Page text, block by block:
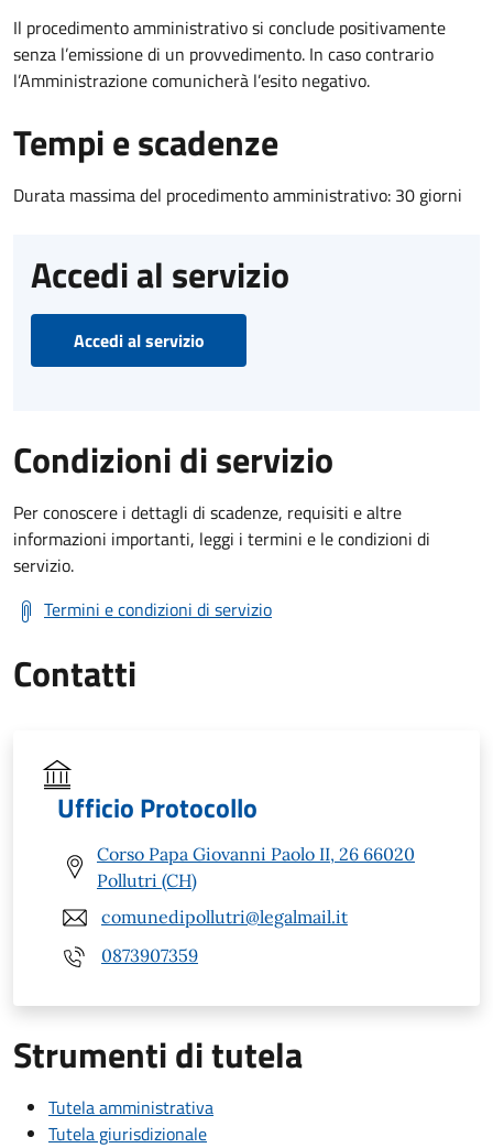
Il procedimento amministrativo si conclude positivamente
senza l’emissione di un provvedimento. In caso contrario
l’Amministrazione comunicherà l’esito negativo.
Tempi e scadenze
Durata massima del procedimento amministrativo: 30 giorni
Accedi al servizio
Accedi al servizio
Condizioni di servizio
Per conoscere i dettagli di scadenze, requisiti e altre
informazioni importanti, leggi i termini e le condizioni di
servizio.
Termini e condizioni di servizio
Contatti
Ufficio Protocollo
Corso Papa Giovanni Paolo II, 26 66020
Pollutri (CH)
comunedipollutri@legalmail.it
0873907359
Strumenti di tutela
Tutela amministrativa
Tutela giurisdizionale